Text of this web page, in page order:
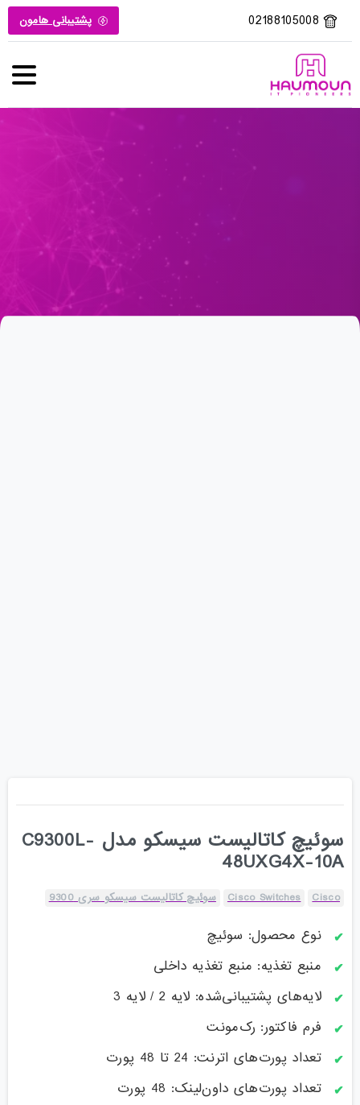
02188105008 پشتیبانی هامون
سوئیچ کاتالیست سیسکو مدل C9300L-
48UXG4X-10A
Cisco
Cisco Switches سوئیچ کاتالیست سیسکو سری 9300
نوع محصول: سوئیچ
منبع تغذیه: منبع تغذیه داخلی
لایه‌های پشتیبانی‌شده: لایه 2 / لایه 3
فرم فاکتور: رک‌مونت
تعداد پورت‌های اترنت: 24 تا 48 پورت
تعداد پورت‌های داون‌لینک: 48 پورت